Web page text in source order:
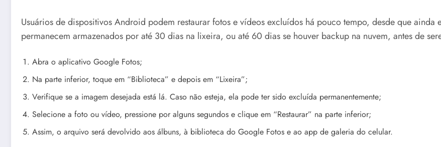
Usuários de dispositivos Android podem restaurar fotos e vídeos excluídos há pouco tempo, desde que
permanecem armazenados por até 30 dias na lixeira, ou até 60 dias se houver backup na nuvem, antes de
Abra o aplicativo Google Fotos;
Na parte inferior, toque em “Biblioteca” e depois em “Lixeira”;
Verifique se a imagem desejada está lá. Caso não esteja, ela pode ter sido excluída permanentemente;
Selecione a foto ou vídeo, pressione por alguns segundos e clique em “Restaurar” na parte inferior;
Assim, o arquivo será devolvido aos álbuns, à biblioteca do Google Fotos e ao app de galeria do celular.